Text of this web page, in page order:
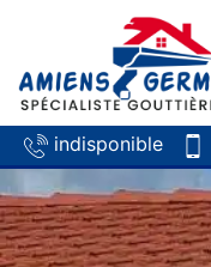
indisponible